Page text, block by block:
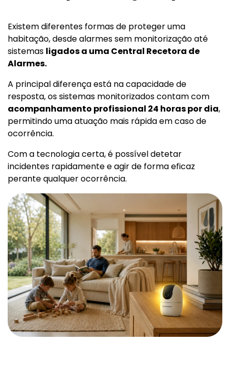
Existem diferentes formas de proteger uma
habitação, desde alarmes sem monitorização até
sistemas ligados a uma Central Recetora de
Alarmes.
A principal diferença está na capacidade de
resposta, os sistemas monitorizados contam com
acompanhamento profissional 24 horas por dia,
permitindo uma atuação mais rápida em caso de
ocorrência.
Com a tecnologia certa, é possível detetar
incidentes rapidamente e agir de forma eficaz
perante qualquer ocorrência.